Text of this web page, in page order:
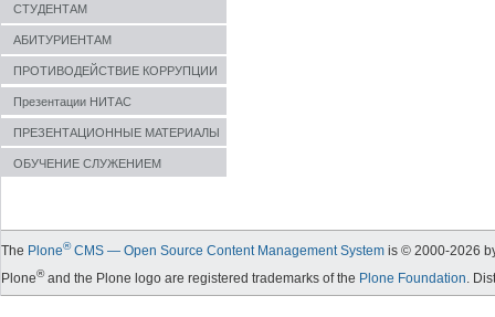
СТУДЕНТАМ
АБИТУРИЕНТАМ
ПРОТИВОДЕЙСТВИЕ КОРРУПЦИИ
Презентации НИТАС
ПРЕЗЕНТАЦИОННЫЕ МАТЕРИАЛЫ
ОБУЧЕНИЕ СЛУЖЕНИЕМ
The Plone®CMS — Open Source Content Management System is © 2000-2026
Plone®and the Plone logo are registered trademarks of the Plone Foundation.